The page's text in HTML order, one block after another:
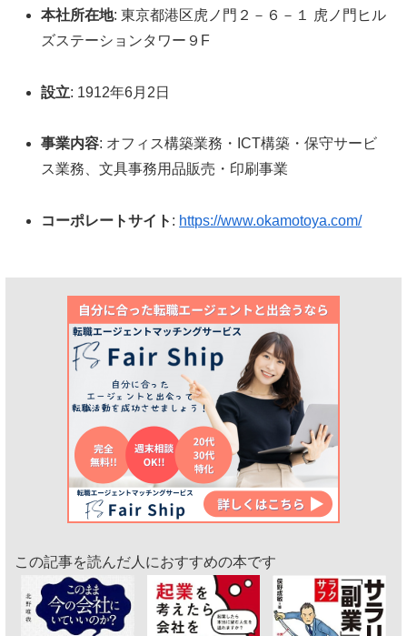
本社所在地: 東京都港区虎ノ門２－６－１ 虎ノ門ヒル
ズステーションタワー９F
設立: 1912年6月2日
事業内容: オフィス構築業務・ICT構築・保守サービ
ス業務、文具事務用品販売・印刷事業
コーポレートサイト : https://www.okamotoya.com/
この記事を読んだ人におすすめの本です